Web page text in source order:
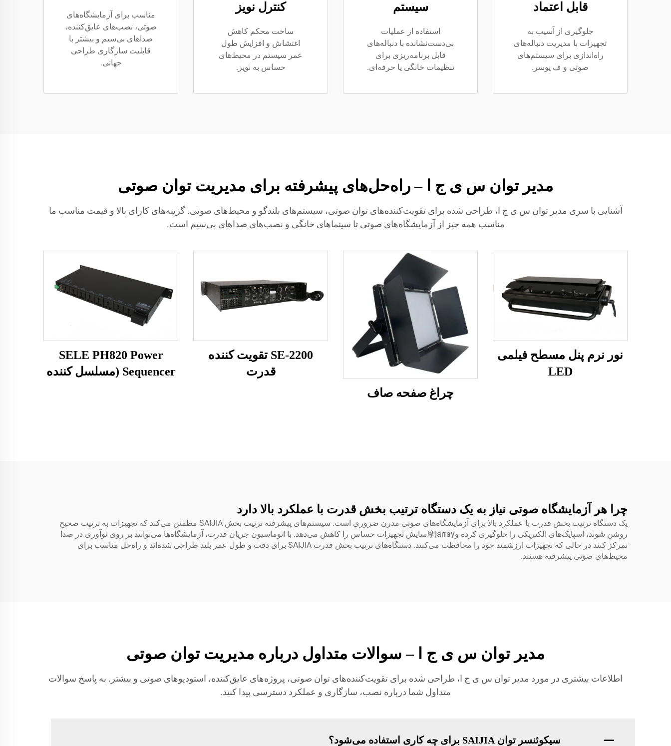
قابل اعتماد
جلوگیری از آسیب به
تجهیزات با مدیریت دنباله‌های
راه‌اندازی برای سیستم‌های
صوتی و ف یوسر.
سیستم
استفاده از عملیات
بی‌دست‌نشانده با دنباله‌های
قابل برنامه‌ریزی برای
تنظیمات خانگی یا حرفه‌ای.
کنترل نویز
ساخت محکم کاهش
اغتشاش و افزایش طول
عمر سیستم در محیط‌های
حساس به نویز.
مناسب برای آزمایشگاه‌های
صوتی، نصب‌های عایق‌کننده،
صداهای بی‌سیم و بیشتر با
قابلیت سازگاری طراحی
جهانی.
مدیر توان س ی ج ا – راه‌حل‌های پیشرفته برای مدیریت توان صوتی
آشنایی با سری مدیر توان س ی ج ا، طراحی شده برای تقویت‌کننده‌های توان صوتی، سیستم‌های بلندگو و محیط‌های صوتی. گزینه‌های کارای بالا و قیمت مناسب ما
مناسب همه چیز از آزمایشگاه‌های صوتی تا سینماهای خانگی و نصب‌های صداهای بی‌سیم است.
نور نرم پنل مسطح فیلمی
LED
چراغ صفحه صاف
SE-2200 تقویت کننده
قدرت
SELE PH820 Power
Sequencer (مسلسل کننده
چرا هر آزمایشگاه صوتی نیاز به یک دستگاه ترتیب بخش قدرت با عملکرد بالا دارد
یک دستگاه ترتیب بخش قدرت با عملکرد بالا برای آزمایشگاه‌های صوتی مدرن ضروری است. سیستم‌های پیشرفته ترتیب بخش SAIJIA مطمئن می‌کند که تجهیزات به ترتیب صحیح
روشن شوند، اسپایک‌های الکتریکی را جلوگیری کرده و摩|arrayسایش تجهیزات حساس را کاهش می‌دهد. با اتوماسیون جریان قدرت، آزمایشگاه‌ها می‌توانند بر روی نوآوری در صدا
تمرکز کنند در حالی که تجهیزات ارزشمند خود را محافظت می‌کنند. دستگاه‌های ترتیب بخش قدرت SAIJIA برای دقت و طول عمر بلند طراحی شده‌اند و راه‌حل مناسب برای
محیط‌های صوتی پیشرفته هستند.
مدیر توان س ی ج ا – سوالات متداول درباره مدیریت توان صوتی
اطلاعات بیشتری در مورد مدیر توان س ی ج ا، طراحی شده برای تقویت‌کننده‌های توان صوتی، پروژه‌های عایق‌کننده، استودیوهای صوتی و بیشتر. به پاسخ سوالات
متداول شما درباره نصب، سازگاری و عملکرد دسترسی پیدا کنید.
سیکوئنسر توان SAIJIA برای چه کاری استفاده می‌شود؟